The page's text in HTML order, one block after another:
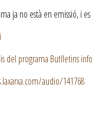
ja no està en emissió, i
del programa Butlletins
audio/141768